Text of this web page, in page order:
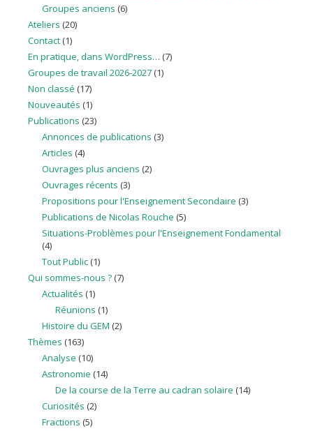
Groupes anciens (6)
Ateliers (20)
Contact (1)
En pratique, dans WordPress… (7)
Groupes de travail 2026-2027 (1)
Non classé (17)
Nouveautés (1)
Publications (23)
Annonces de publications (3)
Articles (4)
Ouvrages plus anciens (2)
Ouvrages récents (3)
Propositions pour l'Enseignement Secondaire (3)
Publications de Nicolas Rouche (5)
Situations-Problèmes pour l'Enseignement Fondamental
(4)
Tout Public(1)
Qui sommes-nous ? (7)
Actualités (1)
Réunions (1)
Histoire du GEM (2)
Thèmes (163)
Analyse (10)
Astronomie (14)
De la course de la Terre au cadran solaire (14)
Curiosités (2)
Fractions (5)